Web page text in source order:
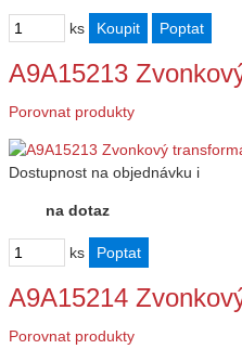
ks
A9A15213
Porovnat produkty
Dostupnost na objednávku i
na dotaz
ks
A9A15214
Porovnat produkty